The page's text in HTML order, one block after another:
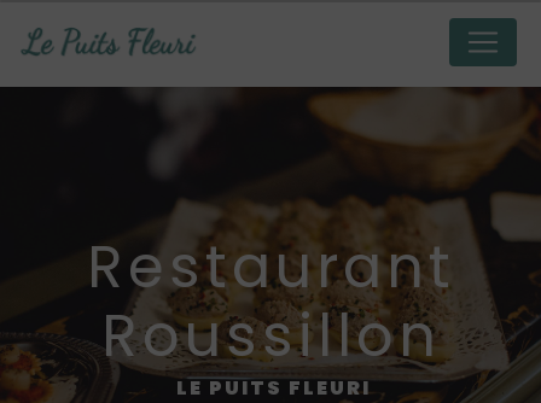
restaurant
Roussillon
LE PUITS FLEURI